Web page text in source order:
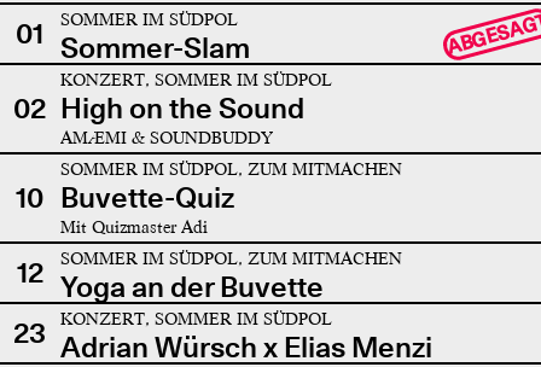
01 SOMMER IM SÜDPOL
Sommer-Slam
02
KONZERT, SOMMER IM SÜDPOL
High on the Sound
AMÆMI & SOUNDBUDDY
10
SOMMER IM SÜDPOL, ZUM MITMACHEN
Buvette-Quiz
Mit Quizmaster Adi
12 SOMMER IM SÜDPOL, ZUM MITMACHEN
Yoga an der Buvette
23
KONZERT, SOMMER IM SÜDPOL
Adrian Würsch x Elias Menzi